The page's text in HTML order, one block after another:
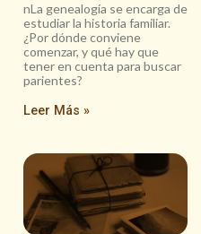
nLa genealogía se encarga de
estudiar la historia familiar.
¿Por dónde conviene
comenzar, y qué hay que
tener en cuenta para buscar
parientes?
Leer Más »